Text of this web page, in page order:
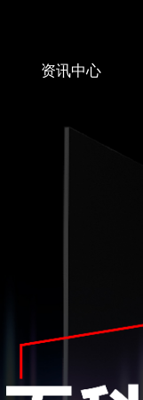
资讯中心